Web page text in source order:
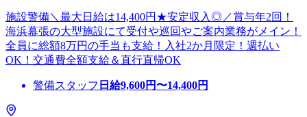
施設警備＼最大日給は14,400円★安定収入◎／賞与年2回！
海浜幕張の大型施設にて受付や巡回やご案内業務がメイン！
全員に総額8万円の手当も支給！入社2か月限定！週払い
OK！交通費全額支給＆直行直帰OK
警備スタッフ 日給9,600円〜14,400円